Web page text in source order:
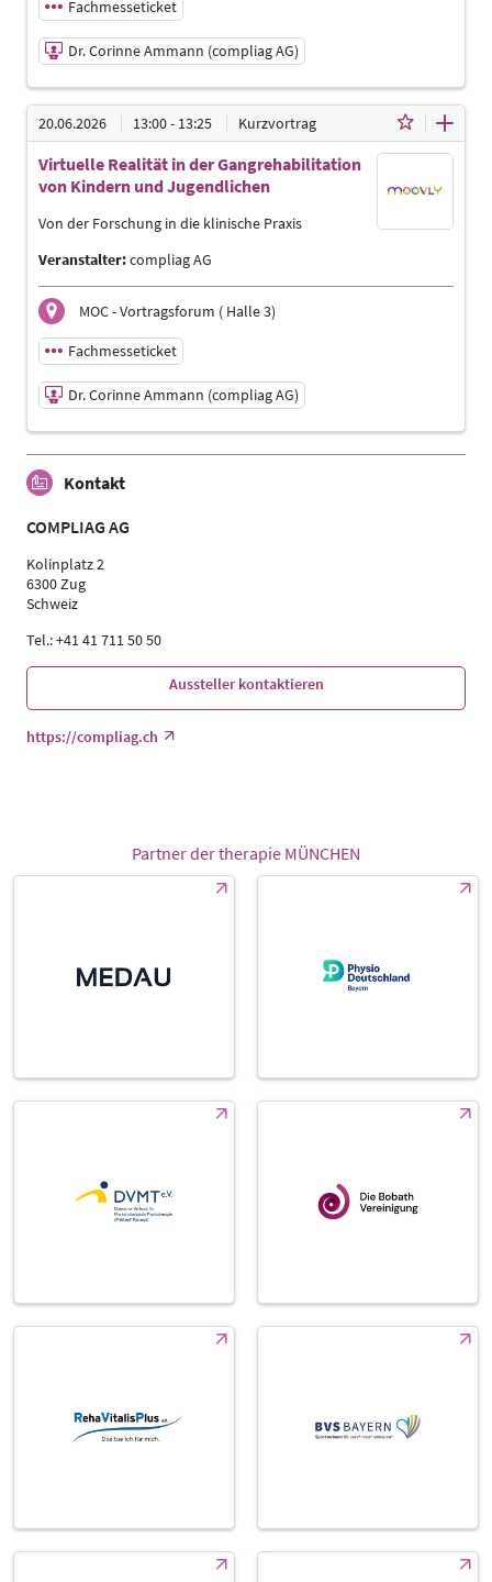
Fachmesseticket
Dr. Corinne Ammann (compliag AG)
19.06.2026 | 13:00 - 13:25
Dr. Corinne Ammann (compliag AG)
Referent*in
Sprache
Deutsch
Ergotherapeuten | Management | Physiotherapeuten |
Sporttherapeuten | Sportwissenschaftler | Trainer,
Übungsleiter Reha- und Gesundheitssport | Ärzte
20.06.2026 13:00 - 13:25 Kurzvortrag
Virtuelle Realität in der Gangrehabilitation
von Kindern und Jugendlichen
Von der Forschung in die klinische Praxis
Veranstalter:compliag AG
MOC - Vortragsforum ( Halle 3)
Fachmesseticket
Dr. Corinne Ammann (compliag AG)
Dr. Corinne Ammann (compliag AG)
Sprache
Deutsch
Themen
Ergotherapeuten | Management | Physiotherapeuten |
Sporttherapeuten | Sportwissenschaftler | Trainer,
Übungsleiter Reha- und Gesundheitssport | Ärzte
Kontakt
COMPLIAG AG
Kolinplatz 2
6300 Zug
Schweiz
Tel.: +41 41 711 50 50
Aussteller kontaktieren
https://compliag.ch
Partner der therapie MÜNCHEN